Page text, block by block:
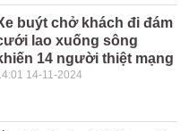
buýt chở khách đi đám
lao xuống sông
14 người thiệt mạng
14-11-2024